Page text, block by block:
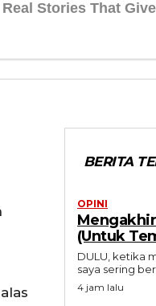
BERITA
OPINI
(Untuk
DULU, ketika
saya sering
4 jam lalu